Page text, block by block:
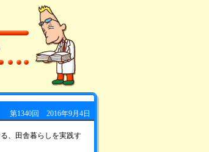
第1340回 2016年9月4日
、田舎暮らしを実践す